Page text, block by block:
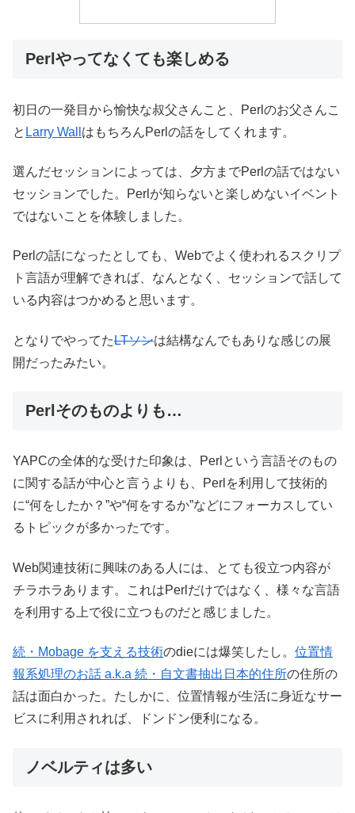
Perlやってなくても楽しめる
初日の一発目から愉快な叔父さんこと、Perlのお父さんこ
と Larry Wall はもちろんPerlの話をしてくれます。
選んだセッションによっては、夕方までPerlの話ではない
セッションでした。Perlが知らないと楽しめないイベント
ではないことを体験しました。
Perlの話になったとしても、Webでよく使われるスクリプ
ト言語が理解できれば、なんとなく、セッションで話して
いる内容はつかめると思います。
となりでやってたLTソンは結構なんでもありな感じの展
開だったみたい。
Perlそのものよりも…
YAPCの全体的な受けた印象は、Perlという言語そのもの
に関する話が中心と言うよりも、Perlを利用して技術的
に“何をしたか？”や“何をするか”などにフォーカスしてい
るトピックが多かったです。
Web関連技術に興味のある人には、とても役立つ内容が
チラホラあります。これはPerlだけではなく、様々な言語
を利用する上で役に立つものだと感じました。
続・Mobage を支える技術のdieには爆笑したし。 位置情
報系処理のお話 a.k.a 続・自文書抽出日本的住所の住所の
話は面白かった。たしかに、位置情報が生活に身近なサー
ビスに利用されれば、ドンドン便利になる。
ノベルティは多い